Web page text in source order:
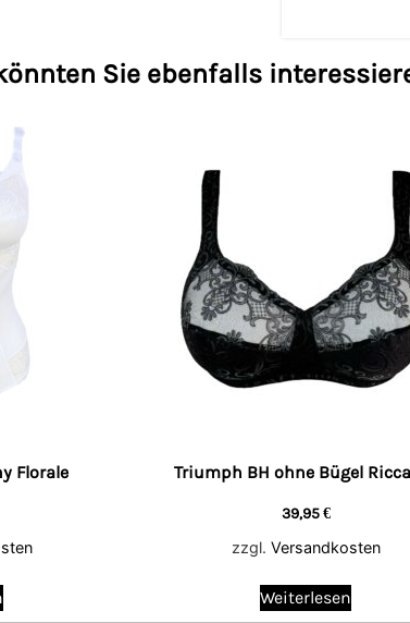
Sie ebenfalls
Florale Triumph BH ohne Bügel
39,95€
zzgl. Versandkosten
Weiterlesen